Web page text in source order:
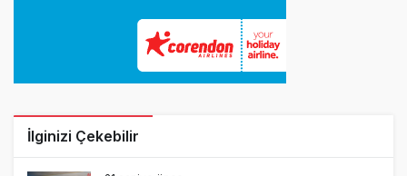
İlginizi Çekebilir